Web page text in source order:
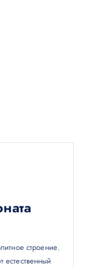
строение.
естественный